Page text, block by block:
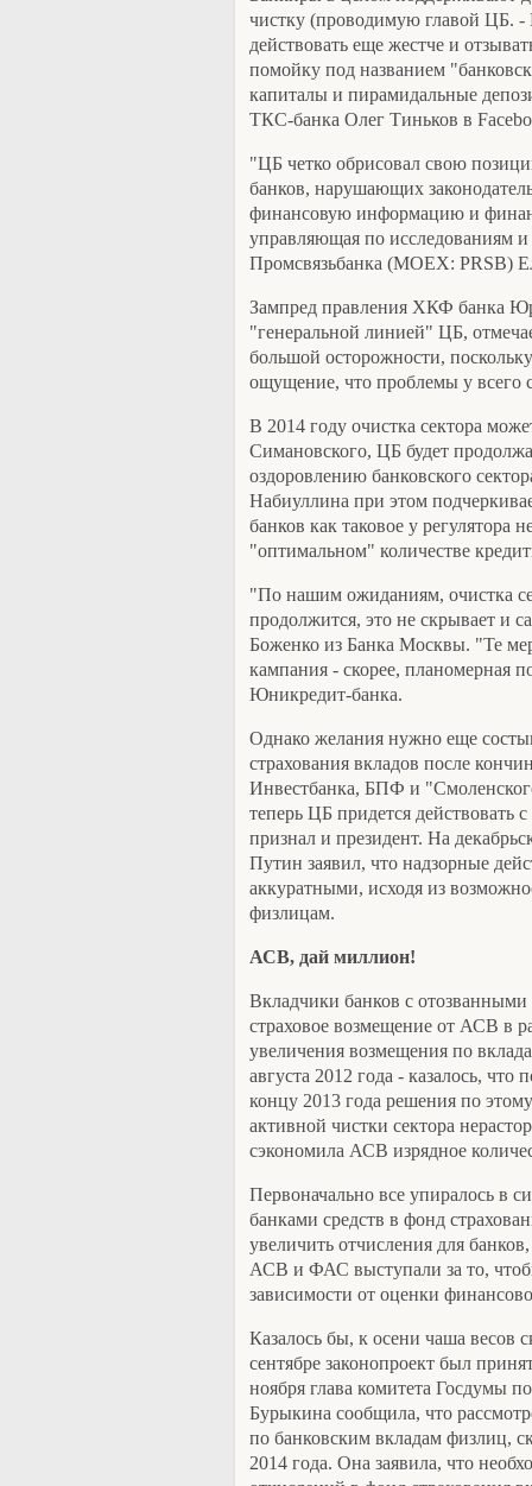
чистку (проводимую главой ЦБ.
действовать еще жестче и
помойку под названием
капиталы и пирамидальные
ТКС-банка Олег Тиньков в
"ЦБ четко обрисовал свою
банков, нарушающих
финансовую информацию и
управляющая по исследованиям
Промсвязьбанка (MOEX: PRSB)
Зампред правления ХКФ банка
"генеральной линией" ЦБ,
большой осторожности,
ощущение, что проблемы у всего
В 2014 году очистка сектора
Симановского, ЦБ будет
оздоровлению банковского
Набиуллина при этом
банков как таковое у регулятора
"оптимальном" количестве
"По нашим ожиданиям, очистка
продолжится, это не скрывает и
Боженко из Банка Москвы. "Те
кампания - скорее, планомерная
Юникредит-банка.
Однако желания нужно еще
страхования вкладов после
Инвестбанка, БПФ и
теперь ЦБ придется действовать
признал и президент. На
Путин заявил, что надзорные
аккуратными, исходя из
физлицам.
АСВ, дай миллион!
Вкладчики банков с
страховое возмещение от АСВ в
увеличения возмещения по
августа 2012 года - казалось, что
концу 2013 года решения по
активной чистки сектора
сэкономила АСВ изрядное
Первоначально все упиралось в
банками средств в фонд
увеличить отчисления для
АСВ и ФАС выступали за то,
зависимости от оценки
Казалось бы, к осени чаша весов
сентябре законопроект был
ноября глава комитета Госдумы
Бурыкина сообщила, что
по банковским вкладам физлиц,
2014 года. Она заявила, что